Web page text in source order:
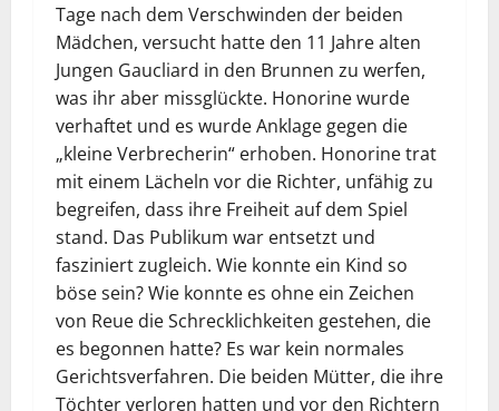
Tage nach dem Verschwinden der beiden
Mädchen, versucht hatte den 11 Jahre alten
Jungen Gaucliard in den Brunnen zu werfen,
was ihr aber missglückte. Honorine wurde
verhaftet und es wurde Anklage gegen die
„kleine Verbrecherin“ erhoben. Honorine trat
mit einem Lächeln vor die Richter, unfähig zu
begreifen, dass ihre Freiheit auf dem Spiel
stand. Das Publikum war entsetzt und
fasziniert zugleich. Wie konnte ein Kind so
böse sein? Wie konnte es ohne ein Zeichen
von Reue die Schrecklichkeiten gestehen, die
es begonnen hatte? Es war kein normales
Gerichtsverfahren. Die beiden Mütter, die ihre
Töchter verloren hatten und vor den Richtern